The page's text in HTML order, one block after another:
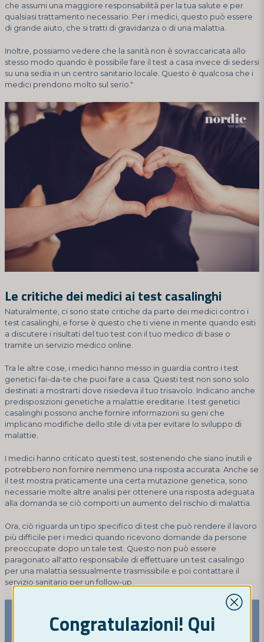
che assumi una maggiore responsabilità per la tua salute e per
qualsiasi trattamento necessario. Per i medici, questo può essere
di grande aiuto, che si tratti di gravidanza o di una malattia.
Inoltre, possiamo vedere che la sanità non è sovraccaricata allo
stesso modo quando è possibile fare il test a casa invece di sedersi
su una sedia in un centro sanitario locale. Questo è qualcosa che i
medici prendono molto sul serio."
Le critiche dei medici ai test casalinghi
Naturalmente, ci sono state critiche da parte dei medici contro i
test casalinghi, e forse è questo che ti viene in mente quando esiti
a discutere i risultati del tuo test con il tuo medico di base o
tramite un servizio medico online.
Tra le altre cose, i medici hanno messo in guardia contro i test
genetici fai-da-te che puoi fare a casa. Questi test non sono solo
destinati a mostrarti dove risiedeva il tuo trisavolo. Indicano anche
predisposizioni genetiche a malattie ereditarie. I test genetici
casalinghi possono anche fornire informazioni su geni che
implicano modifiche dello stile di vita per evitare lo sviluppo di
malattie.
I medici hanno criticato questi test, sostenendo che siano inutili e
potrebbero non fornire nemmeno una risposta accurata. Anche se
il test mostra praticamente una certa mutazione genetica, sono
necessarie molte altre analisi per ottenere una risposta adeguata
alla domanda se ciò comporti un aumento del rischio di malattia.
Ora, ciò riguarda un tipo specifico di test che può rendere il lavoro
più difficile per i medici quando ricevono domande da persone
preoccupate dopo un tale test. Questo non può essere
paragonato all'atto responsabile di effettuare un test casalingo
per una malattia sessualmente trasmissibile e poi contattare il
servizio sanitario per un follow-up.
Congratulazioni! Qui